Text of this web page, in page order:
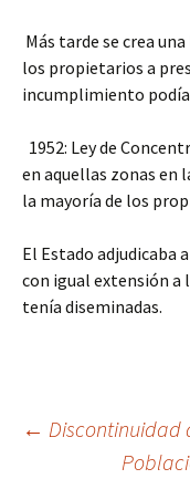
Más tarde se crea
los propietarios a
incumplimiento
1952: Ley de
en aquellas zonas en
la mayoría de los
El Estado adjudicaba
con igual extensión a
tenía diseminadas.
← Discontinuidad